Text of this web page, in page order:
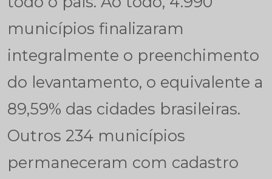
municípios finalizaram
integralmente o preenchimento
do levantamento, o equivalente a
89,59% das cidades brasileiras.
Outros 234 municípios
permaneceram com cadastro